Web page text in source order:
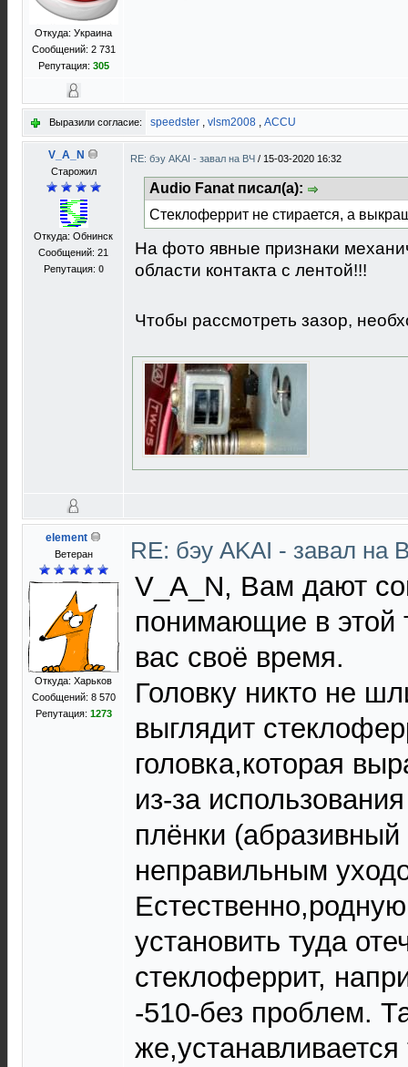
Откуда: Украина
Сообщений: 2 731
Репутация: 305
Выразили согласие: speedster , vlsm2008 , ACCU
V_A_N
Старожил
Откуда: Обнинск
Сообщений: 21
Репутация: 0
RE: бэу AKAI - завал на ВЧ / 15-03-2020 16:32
Audio Fanat писал(а):
Стеклоферрит не стирается, а
На фото явные признаки
области контакта с лентой!!!
Чтобы рассмотреть зазор,
element
Ветеран
Откуда: Харьков
Сообщений: 8 570
Репутация: 1273
RE: бэу AKAI - завал на
V_A_N, Вам дают
понимающие в этой
вас своё время.
Головку никто не
выглядит
головка,которая
из-за
плёнки (абразивный
неправильным
установить туда
стеклоферрит,
-510-без проблем.